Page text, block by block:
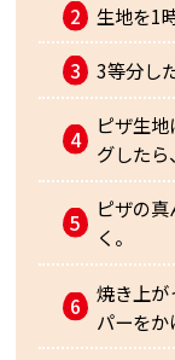
生地を1
3等分し
ピザ生
グしたら
ピザの
く。
焼き上が
パーをか